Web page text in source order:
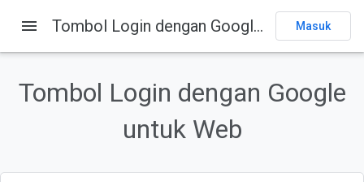
1. Ringkasan
Yang akan Anda pelajari
2. Membuat halaman login
menu Tombol Login dengan Google untuk Web Masuk
Tombol Login dengan Google
untuk Web